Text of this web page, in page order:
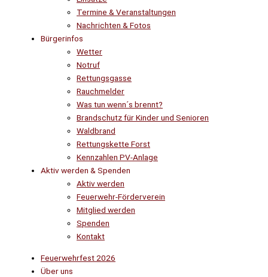
Termine & Veranstaltungen
Nachrichten & Fotos
Bürgerinfos
Wetter
Notruf
Rettungsgasse
Rauchmelder
Was tun wenn´s brennt?
Brandschutz für Kinder und Senioren
Waldbrand
Rettungskette Forst
Kennzahlen PV-Anlage
Aktiv werden & Spenden
Aktiv werden
Feuerwehr-Förderverein
Mitglied werden
Spenden
Kontakt
Feuerwehrfest 2026
Über uns